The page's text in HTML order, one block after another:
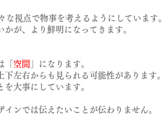
視点で物事を考えるようにしています。
が、より鮮明になってきます。
空間
」になります。
左右からも見られる可能性があります。
大事にしています。
インでは伝えたいことが伝わりません。